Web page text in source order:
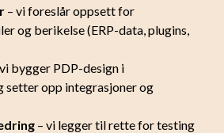
– vi foreslår oppsett for
og berikelse (ERP-data, plugins,
bygger PDP-design i
setter opp integrasjoner og
– vi legger til rette for testing